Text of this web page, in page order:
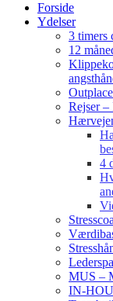
Forside
Ydelser
3 timers
12
Rejser
4
MUS –
IN-